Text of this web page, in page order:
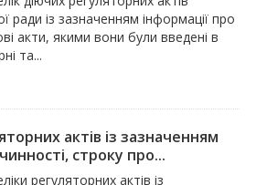
ради із зазначенням інформації про
акти, якими вони були введені в
та...
актів із зазначенням
строку про...
регуляторних актів із